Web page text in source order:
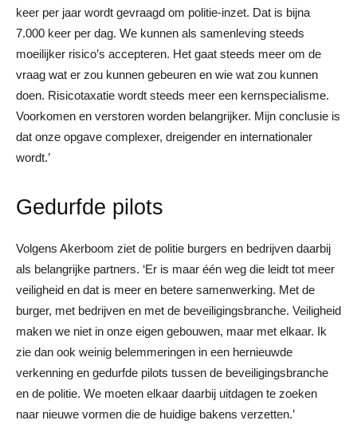
keer per jaar wordt gevraagd om politie-inzet. Dat is bijna
7.000 keer per dag. We kunnen als samenleving steeds
moeilijker risico’s accepteren. Het gaat steeds meer om de
vraag wat er zou kunnen gebeuren en wie wat zou kunnen
doen. Risicotaxatie wordt steeds meer een kernspecialisme.
Voorkomen en verstoren worden belangrijker. Mijn conclusie is
dat onze opgave complexer, dreigender en internationaler
wordt.’
Gedurfde pilots
Volgens Akerboom ziet de politie burgers en bedrijven daarbij
als belangrijke partners. ‘Er is maar één weg die leidt tot meer
veiligheid en dat is meer en betere samenwerking. Met de
burger, met bedrijven en met de beveiligingsbranche. Veiligheid
maken we niet in onze eigen gebouwen, maar met elkaar. Ik
zie dan ook weinig belemmeringen in een hernieuwde
verkenning en gedurfde pilots tussen de beveiligingsbranche
en de politie. We moeten elkaar daarbij uitdagen te zoeken
naar nieuwe vormen die de huidige bakens verzetten.’